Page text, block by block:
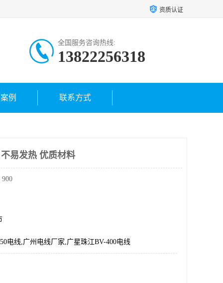
资质认证
全国服务咨询热线:
13822256318
例 联系方式
易发热 优质材料
电线,广州电线厂家,广星珠江BV-400电线